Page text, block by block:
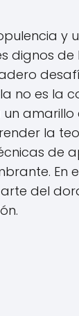
y
dignos de
no es la
amarillo
la
de
En
del